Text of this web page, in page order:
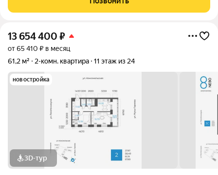
желании легко обновить
13 654 400 ₽
от 65 410 ₽ в месяц
61,2 м²
2-комн. квартира 11 этаж из 24
новостройка
3D-тур